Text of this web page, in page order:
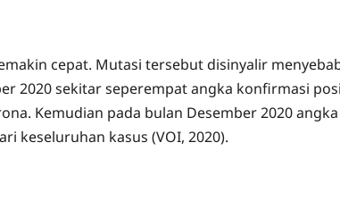
cepat. Mutasi tersebut disinyalir
2020 sekitar seperempat angka konfirmasi
Kemudian pada bulan Desember 2020 angka
keseluruhan kasus (VOI, 2020).